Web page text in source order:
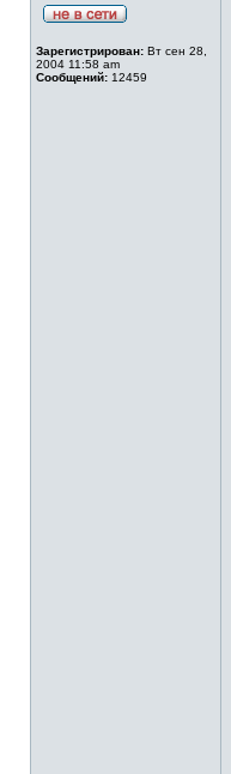
Зарегистрирован: Вт сен 28,
2004 11:58 am
Сообщений: 12459